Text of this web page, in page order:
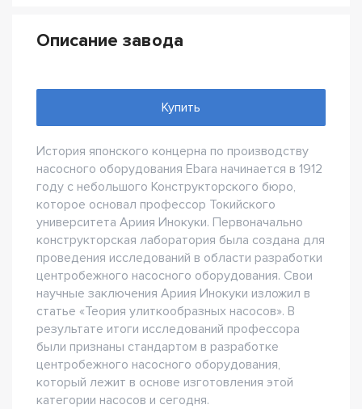
Описание завода
Купить
История японского концерна по производству
насосного оборудования Ebara начинается в 1912
году с небольшого Конструкторского бюро,
которое основал профессор Токийского
университета Ариия Инокуки. Первоначально
конструкторская лаборатория была создана для
проведения исследований в области разработки
центробежного насосного оборудования. Свои
научные заключения Ариия Инокуки изложил в
статье «Теория улиткообразных насосов». В
результате итоги исследований профессора
были признаны стандартом в разработке
центробежного насосного оборудования,
который лежит в основе изготовления этой
категории насосов и сегодня.